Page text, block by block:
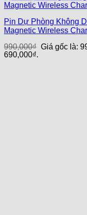
Pin Dự Phòng Không
Magnetic Wireless
990,000₫ Giá gốc là:
690,000₫.